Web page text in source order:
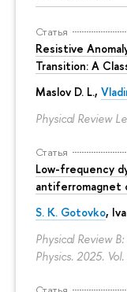
Статья
Resistive
Transition: A
Maslov D. L.,
Physical Review
Статья
Low-frequency
antiferromagnet
S. K. Gotovko,
Physical Review
Physics. 2025.